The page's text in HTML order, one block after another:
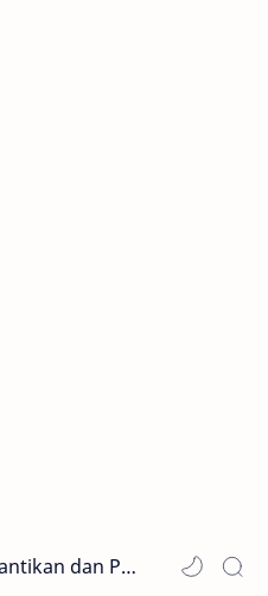
Tagar Berita - Blog Kecantikan dan Perawatan